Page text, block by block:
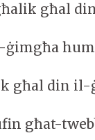
għal
għal din il-
għat-